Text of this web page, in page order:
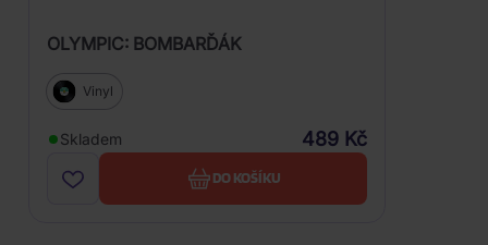
OLYMPIC: BOMBARĎÁK
Vinyl
Skladem 489 Kč
DO KOŠÍKU